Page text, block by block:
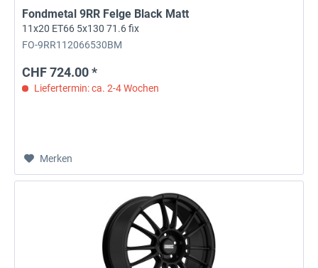
Fondmetal 9RR Felge Black Matt
11x20 ET66 5x130 71.6 fix
FO-9RR112066530BM
CHF 724.00 *
Liefertermin: ca. 2-4 Wochen
Merken